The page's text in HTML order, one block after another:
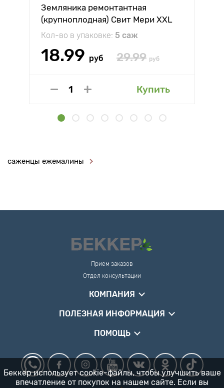
Земляника ремонтантная
(крупноплодная) Свит Мери XXL
Кол-во в упаковке: 5 саж
18.99 руб 29.99 руб
Купить
саженцы ежемалины
Прием заказов
Отдел консультации
КОМПАНИЯ
ПОЛЕЗНАЯ ИНФОРМАЦИЯ
ПОМОЩЬ
Беккер использует cookie-файлы, чтобы улучшить ваше
впечатление от покупок на нашем сайте. Если вы